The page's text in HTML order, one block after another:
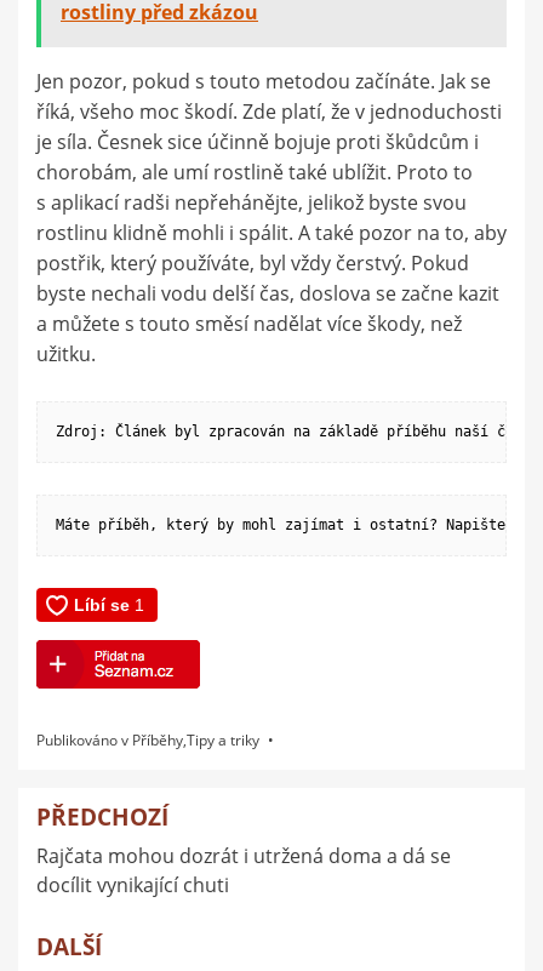
rostliny před zkázou
Jen pozor, pokud s touto metodou začínáte. Jak se
říká, všeho moc škodí. Zde platí, že v jednoduchosti
je síla. Česnek sice účinně bojuje proti škůdcům i
chorobám, ale umí rostlině také ublížit. Proto to
s aplikací radši nepřehánějte, jelikož byste svou
rostlinu klidně mohli i spálit. A také pozor na to, aby
postřik, který používáte, byl vždy čerstvý. Pokud
byste nechali vodu delší čas, doslova se začne kazit
a můžete s touto směsí nadělat více škody, než
užitku.
Zdroj: Článek byl zpracován na základě příběhu naší
Máte příběh, který by mohl zajímat i ostatní? Napište
Publikováno v Příběhy,Tipy a triky
Navigace
pro
příspěvek
PŘEDCHOZÍ
Rajčata mohou dozrát i utržená doma a dá se
docílit vynikající chuti
DALŠÍ